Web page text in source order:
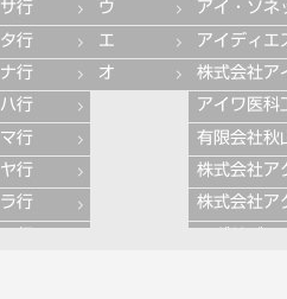
サ行
タ行
ナ行
ハ行
マ行
ヤ行
ラ行
ウ
エ
オ
アイ・ソネ
アイディエ
株式会社ア
アイワ医科
有限会社秋
株式会社ア
株式会社ア